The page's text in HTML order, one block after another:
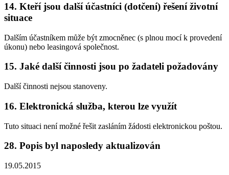
14. Kteří jsou další účastníci (dotčení) řešení životní
situace
Dalším účastníkem může být zmocněnec (s plnou mocí k provedení
úkonu) nebo leasingová společnost.
15. Jaké další činnosti jsou po žadateli požadovány
Další činnosti nejsou stanoveny.
16. Elektronická služba, kterou lze využít
Tuto situaci není možné řešit zasláním žádosti elektronickou poštou.
28. Popis byl naposledy aktualizován
19.05.2015